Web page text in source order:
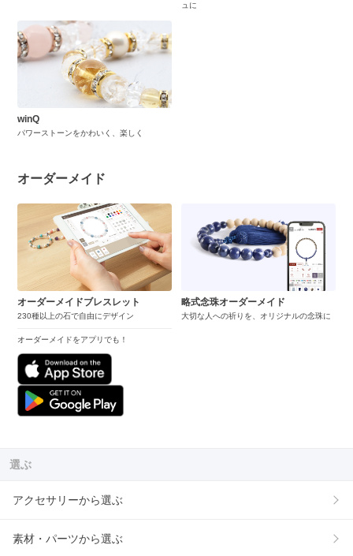
ュに
winQ
パワーストーンをかわいく、楽しく
オーダーメイド
オーダーメイドブレスレット
230種以上の石で自由にデザイン
オーダーメイドをアプリでも！
略式念珠オーダーメイド
大切な人への祈りを、オリジナルの念珠に
選ぶ
アクセサリーから選ぶ
素材・パーツから選ぶ